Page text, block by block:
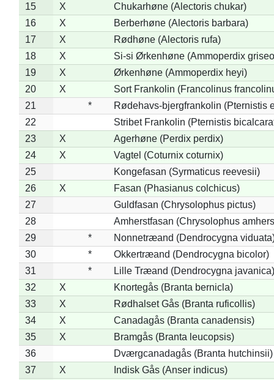
15
X
Chukarhøne (Alectoris chukar)
16
X
Berberhøne (Alectoris barbara)
17
X
Rødhøne (Alectoris rufa)
18
X
Si-si Ørkenhøne (Ammoperdix
19
X
Ørkenhøne (Ammoperdix heyi)
20
X
Sort Frankolin (Francolinus
21
*
Rødehavs-bjergfrankolin (Pternistis
22
Stribet Frankolin (Pternistis
23
X
Agerhøne (Perdix perdix)
24
X
Vagtel (Coturnix coturnix)
25
Kongefasan (Syrmaticus reevesii)
26
X
Fasan (Phasianus colchicus)
27
Guldfasan (Chrysolophus pictus)
28
Amherstfasan (Chrysolophus
29
*
Nonnetræand (Dendrocygna
30
*
Okkertræand (Dendrocygna bicolor)
31
*
Lille Træand (Dendrocygna javanica)
32
X
Knortegås (Branta bernicla)
33
X
Rødhalset Gås (Branta ruficollis)
34
X
Canadagås (Branta canadensis)
35
X
Bramgås (Branta leucopsis)
36
Dværgcanadagås (Branta hutchinsii)
37
X
Indisk Gås (Anser indicus)